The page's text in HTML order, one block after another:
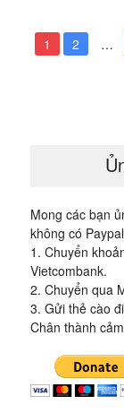
Phân
1 2 …
Mong các bạn
không có
1. Chuyển
Vietcombank.
2. Chuyển qua
3. Gửi thẻ cào
Chân thành